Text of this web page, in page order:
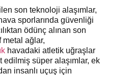
son teknoloji alaşımlar,
sporlarında güvenliği
ödünç alınan son
ağlar,
havadaki atletik uğraşlar
edilmiş süper alaşımlar, ek
insanlı uçuş için